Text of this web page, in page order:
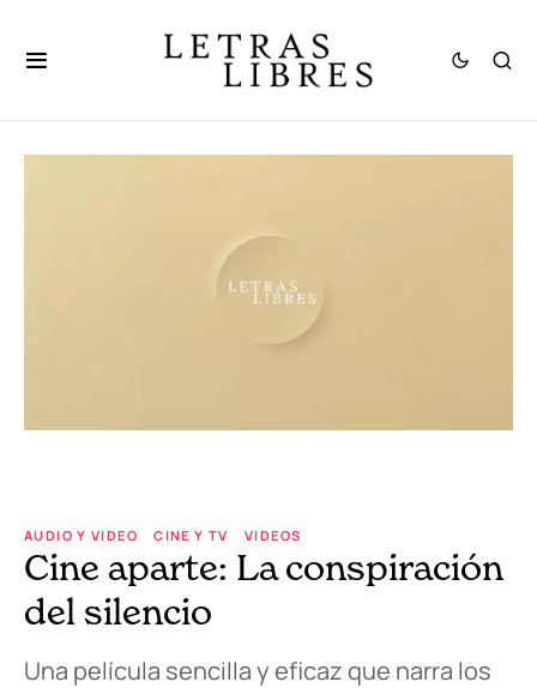
AUDIO Y VIDEO CINE Y TV VIDEOS
Cine aparte: La conspiración
del silencio
Una película sencilla y eficaz que narra los